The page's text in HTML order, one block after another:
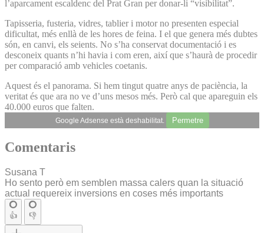
l’aparcament escaldenc del Prat Gran per donar-li “visibilitat”.
Tapisseria, fusteria, vidres, tablier i motor no presenten especial
dificultat, més enllà de les hores de feina. I el que genera més dubtes
són, en canvi, els seients. No s’ha conservat documentació i es
desconeix quants n’hi havia i com eren, així que s’haurà de procedir
per comparació amb vehicles coetanis.
Aquest és el panorama. Si hem tingut quatre anys de paciència, la
veritat és que ara no ve d’uns mesos més. Però cal que apareguin els
40.000 euros que falten.
Google Adsense està deshabilitat. Permetre
Comentaris
Susana T
Ho sento però em semblen massa calers quan la situació
actual requereix inversions en coses més importants
👍 👎